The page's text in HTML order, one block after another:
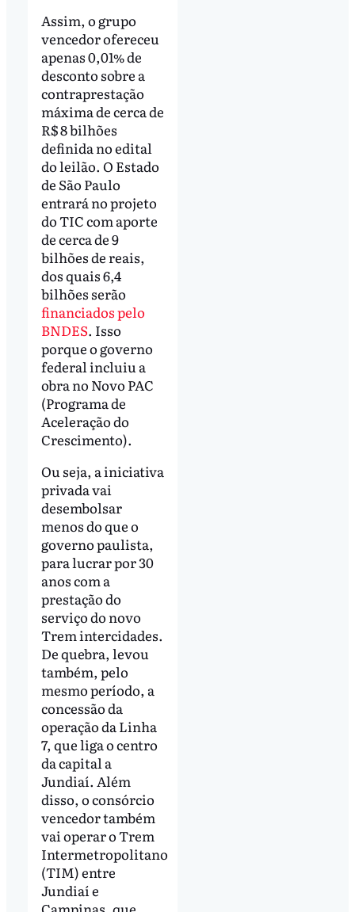
Assim, o grupo
vencedor ofereceu
apenas 0,01% de
desconto sobre a
contraprestação
máxima de cerca de
R$ 8 bilhões
definida no edital
do leilão. O Estado
de São Paulo
entrará no projeto
do TIC com aporte
de cerca de 9
bilhões de reais,
dos quais 6,4
bilhões serão
financiados pelo
BNDES. Isso
porque o governo
federal incluiu a
obra no Novo PAC
(Programa de
Aceleração do
Crescimento).
Ou seja, a iniciativa
privada vai
desembolsar
menos do que o
governo paulista,
para lucrar por 30
anos com a
prestação do
serviço do novo
Trem intercidades.
De quebra, levou
também, pelo
mesmo período, a
concessão da
operação da Linha
7, que liga o centro
da capital a
Jundiaí. Além
disso, o consórcio
vencedor também
vai operar o Trem
Intermetropolitano
(TIM) entre
Jundiaí e